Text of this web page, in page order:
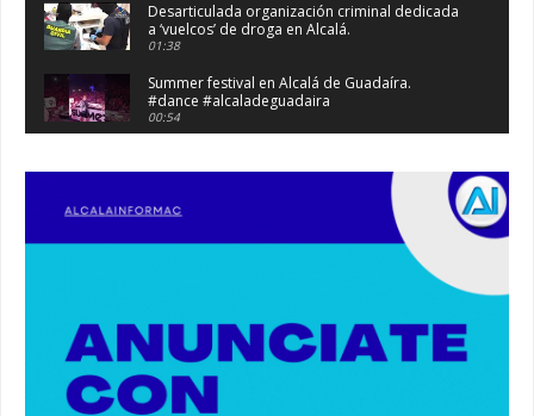
Desarticulada organización criminal dedicada
a ‘vuelcos’ de droga en Alcalá.
01:38
Summer festival en Alcalá de Guadaíra.
#dance #alcaladeguadaira
00:54
altura de Alcalá. #atraco #alcaladeguadaira
Robaban a narcotraficantes, hay registros en
Alcalá. #policia #narcos
Nueva iluminación del Parque Oromana.
#alcaladeguadaira #luz #iluminacion
00:55